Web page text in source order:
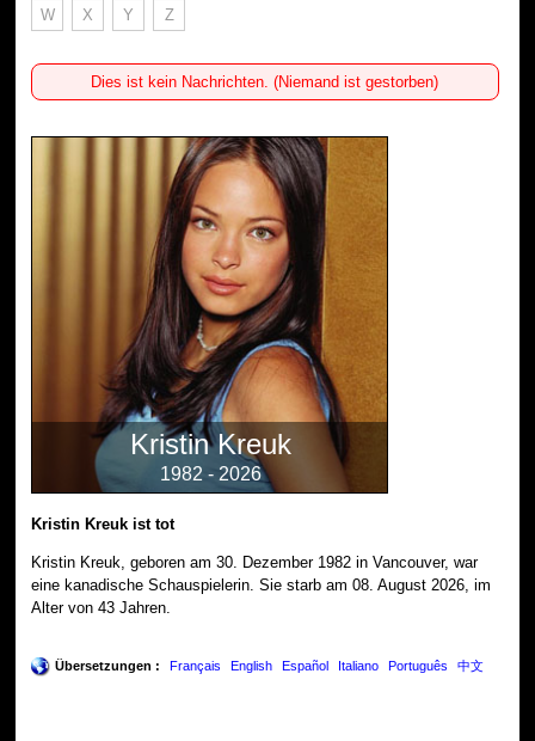
W X Y Z
Dies ist kein Nachrichten. (Niemand ist gestorben)
Kristin Kreuk
1982 - 2026
Kristin Kreuk ist tot
Kristin Kreuk, geboren am 30. Dezember 1982 in Vancouver, war
eine kanadische Schauspielerin. Sie starb am 08. August 2026, im
Alter von 43 Jahren.
Übersetzungen : Français English Español Italiano Português 中文